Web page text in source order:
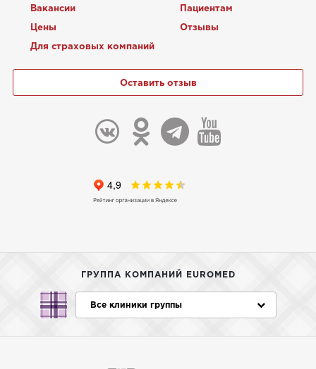
Вакансии Пациентам
Цены Отзывы
Для страховых компаний
Оставить отзыв
ГРУППА КОМПАНИЙ EUROMED
Все клиники группы